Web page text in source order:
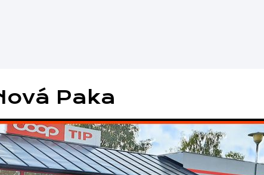
Paka